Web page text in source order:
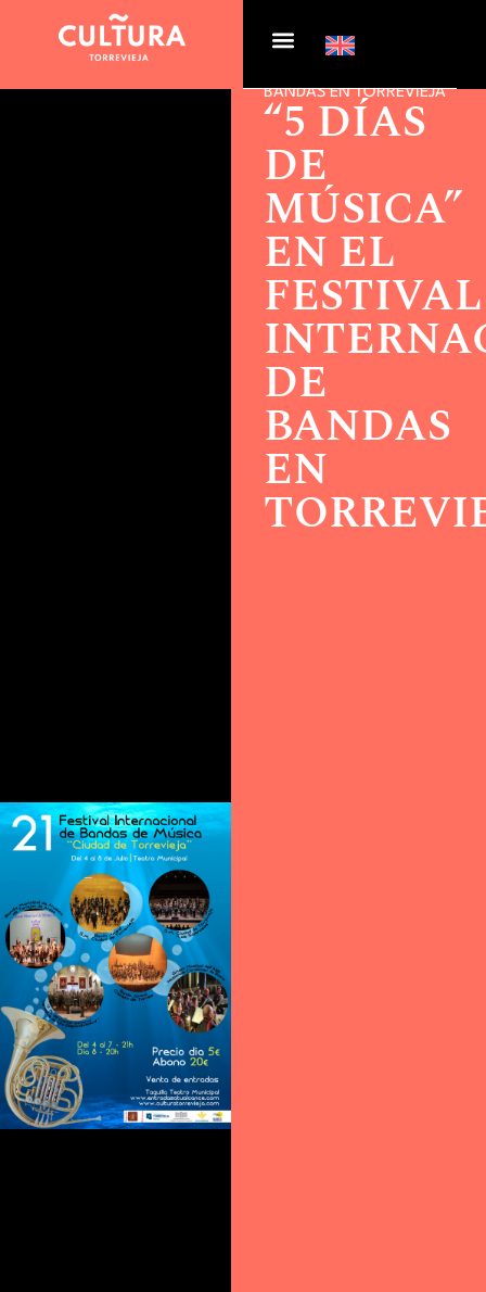
Actualidad >
MÚSICA” EN EL FESTIVAL
BANDAS EN TORREVIEJA
“5 DÍAS
DE
MÚSICA”
EN EL
FESTIVAL
DE
BANDAS
EN